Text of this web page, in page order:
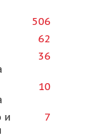
506
62
36
10
и
7